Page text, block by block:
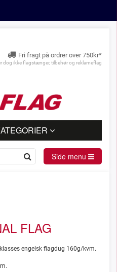
Fri fragt på ordrer over 750kr*
dog ikke flagstænger, tilbehør og reklameflag
Side menu
FLAG
engelsk flagdug 160g/kvm.